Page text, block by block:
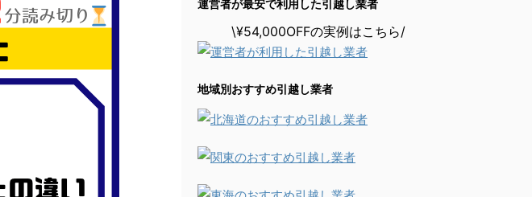
運営者が最安で利用した引越し業者
\¥54,000OFFの実例はこちら/
地域別おすすめ引越し業者